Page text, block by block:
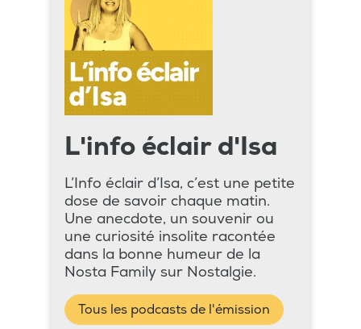
L'info éclair d'Isa
L’Info éclair d’Isa, c’est une petite
dose de savoir chaque matin.
Une anecdote, un souvenir ou
une curiosité insolite racontée
dans la bonne humeur de la
Nosta Family sur Nostalgie.
Tous les podcasts de l'émission